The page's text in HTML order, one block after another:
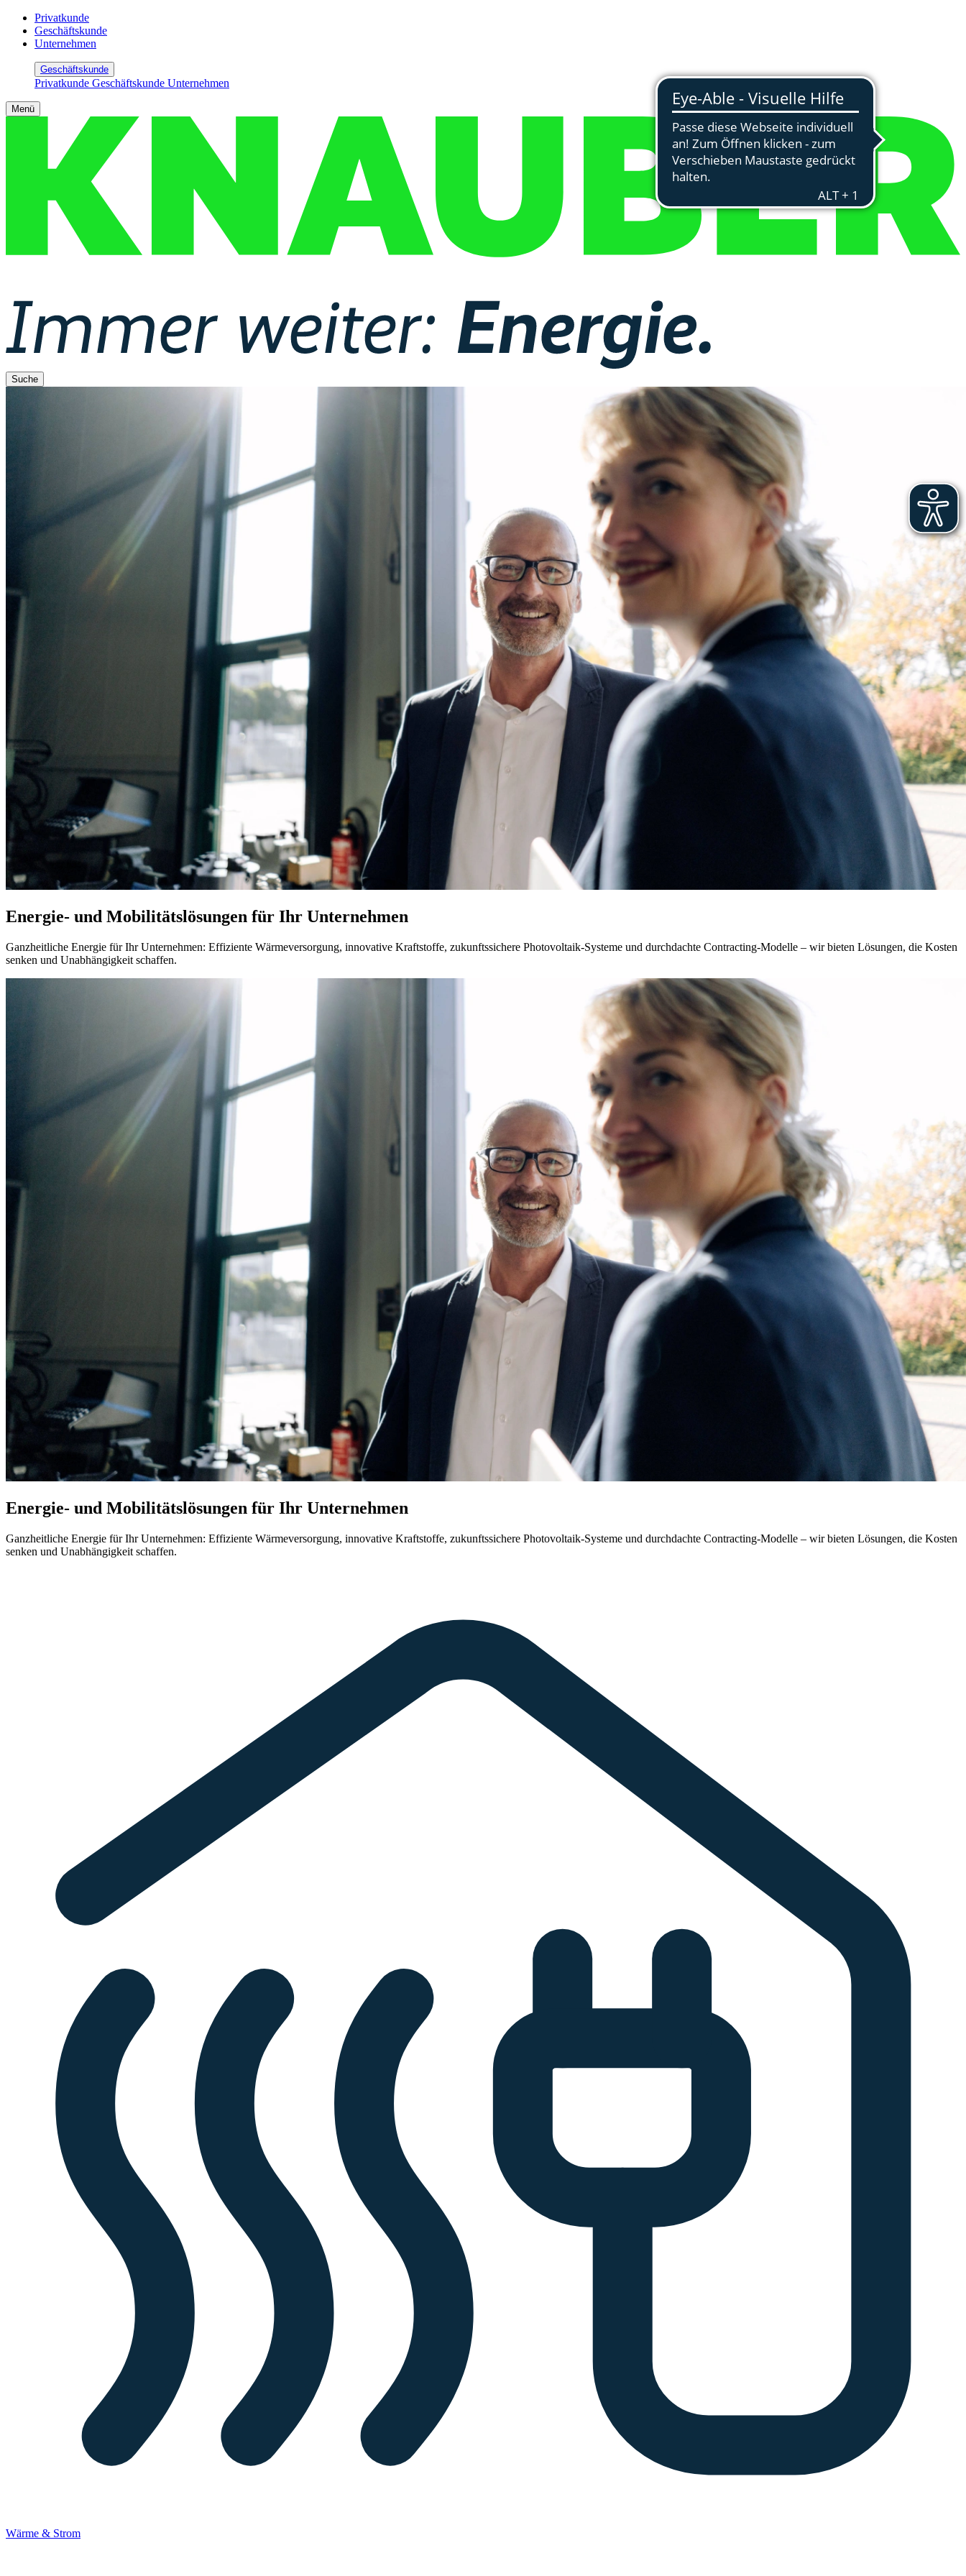
Privatkunde
Geschäftskunde
Unternehmen
Geschäftskunde
Privatkunde Geschäftskunde Unternehmen
Menü
Suche
Energie- und Mobilitätslösungen für Ihr Unternehmen
Ganzheitliche Energie für Ihr Unternehmen: Effiziente Wärmeversorgung, innovative Kraftstoffe, zukunftssichere Photovoltaik-Systeme und durchdachte Contracting-Modelle – wir bieten Lösungen, die Kosten
senken und Unabhängigkeit schaffen.
Energie- und Mobilitätslösungen für Ihr Unternehmen
Ganzheitliche Energie für Ihr Unternehmen: Effiziente Wärmeversorgung, innovative Kraftstoffe, zukunftssichere Photovoltaik-Systeme und durchdachte Contracting-Modelle – wir bieten Lösungen, die Kosten
senken und Unabhängigkeit schaffen.
Wärme & Strom